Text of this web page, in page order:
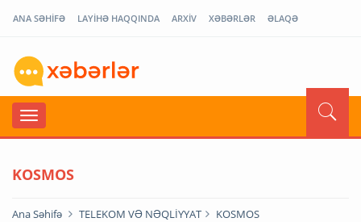
ANA SƏHİFƏ LAYİHƏ HAQQINDA ARXİV XƏBƏRLƏR ƏLAQƏ
KOSMOS
Ana Səhifə TELEKOM VƏ NƏQLİYYAT KOSMOS